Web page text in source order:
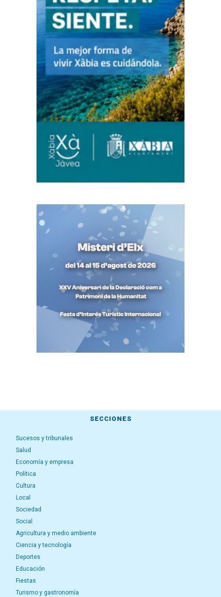
SECCIONES
Sucesos y tribunales
Salud
Economía y empresa
Política
Cultura
Local
Sociedad
Social
Agricultura y medio ambiente
Ciencia y tecnología
Deportes
Educación
Fiestas
Turismo y gastronomía